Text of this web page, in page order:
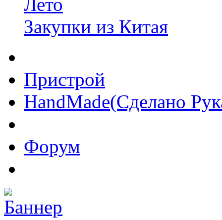
Закупки из Китая
Пристрой
HandMade(Сделано
Форум